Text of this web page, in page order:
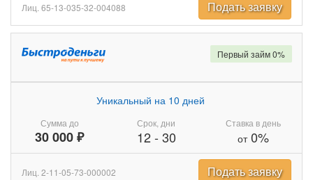
Лиц. 65-13-035-32-004088 Подать заявку
Сумма до
30 000 ₽
Уникальный на 10 дней
Срок, дни
12- 30
Ставка в день
от0%
Первый займ 0%
Лиц. 2-11-05-73-000002 Подать заявку